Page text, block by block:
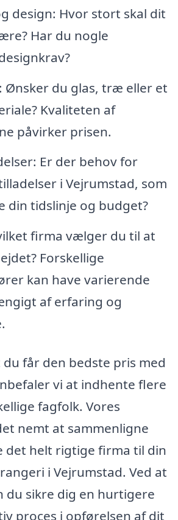
design: Hvor stort skal dit
Har du nogle
Ønsker du glas, træ eller et
Kvaliteten af
påvirker prisen.
Er der behov for
i Vejrumstad, som
din tidslinje og budget?
firma vælger du til at
Forskellige
kan have varierende
af erfaring og
du får den bedste pris med
vi at indhente flere
fagfolk. Vores
nemt at sammenligne
det helt rigtige firma til din
i Vejrumstad. Ved at
du sikre dig en hurtigere
proces i opførelsen af dit